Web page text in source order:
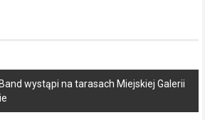
wystąpi na tarasach Miejskiej Galerii